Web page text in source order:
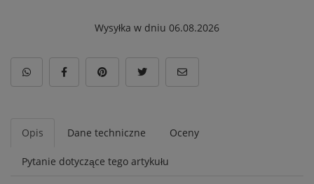
Wysyłka w dniu 06.08.2026
Opis Dane techniczne Oceny
Pytanie dotyczące tego artykułu